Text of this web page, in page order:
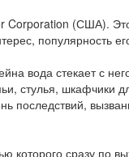
(США).
популярность
вода стекает с
стулья,
последствий,
сразу по